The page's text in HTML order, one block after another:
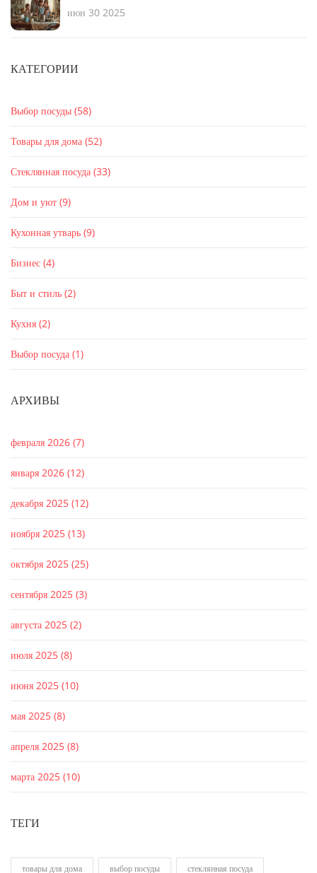
июн 30 2025
КАТЕГОРИИ
Выбор посуды (58)
Товары для дома (52)
Стеклянная посуда (33)
Дом и уют (9)
Кухонная утварь (9)
Бизнес (4)
Быт и стиль (2)
Кухня (2)
Выбор посуда (1)
АРХИВЫ
февраля 2026 (7)
января 2026 (12)
декабря 2025 (12)
ноября 2025 (13)
октября 2025 (25)
сентября 2025 (3)
августа 2025 (2)
июля 2025 (8)
июня 2025 (10)
мая 2025 (8)
апреля 2025 (8)
марта 2025 (10)
ТЕГИ
товары для дома выбор посуды стеклянная посуда